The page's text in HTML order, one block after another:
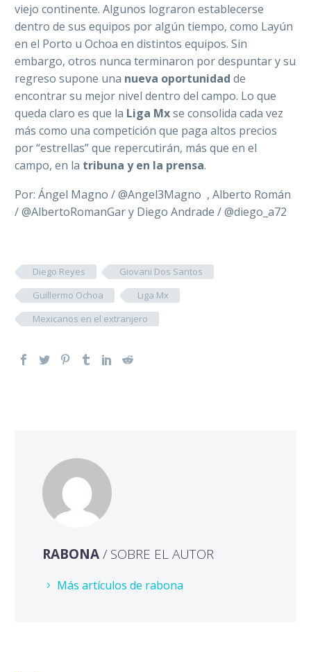
viejo continente. Algunos lograron establecerse
dentro de sus equipos por algún tiempo, como Layún
en el Porto u Ochoa en distintos equipos. Sin
embargo, otros nunca terminaron por despuntar y su
regreso supone una nueva oportunidad de
encontrar su mejor nivel dentro del campo. Lo que
queda claro es que la Liga Mxse consolida cada vez
más como una competición que paga altos precios
por “estrellas” que repercutirán, más que en el
campo, en la tribuna y en la prensa.
Por: Ángel Magno /@Angel3Magno , Alberto Román
/ @AlbertoRomanGary Diego Andrade / @diego_a72
Diego Reyes
Giovani Dos Santos
Guillermo Ochoa
Liga Mx
Mexicanos en el extranjero
RABONA/ SOBRE EL AUTOR
Más artículos de rabona